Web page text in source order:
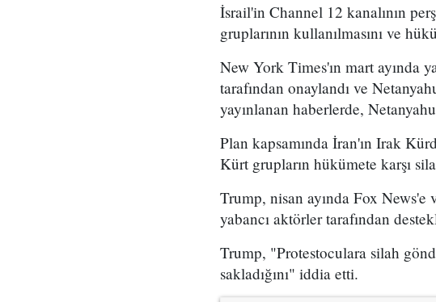
İsrail'in Channel 12 kanalının
gruplarının kullanılmasını ve
New York Times'ın mart ayında
tarafından onaylandı ve
yayınlanan haberlerde,
Plan kapsamında İran'ın Irak
Kürt grupların hükümete karşı
Trump, nisan ayında Fox
yabancı aktörler tarafından
Trump, "Protestoculara silah
sakladığını" iddia etti.